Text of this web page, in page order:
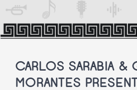
CARLOS SARABIA &
MORANTES